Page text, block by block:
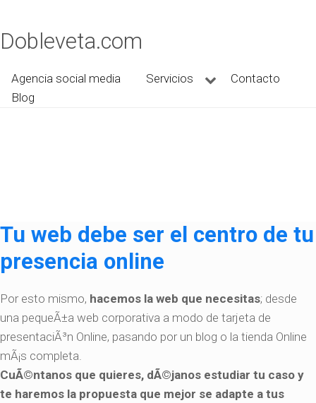
Dobleveta.com
Agencia social media Servicios
Contacto
Blog
Tu web debe ser el centro de tu
presencia online
Por esto mismo, hacemos la web que necesitas; desde
una pequeÃ±a web corporativa a modo de tarjeta de
presentaciÃ³n Online, pasando por un blog o la tienda Online
mÃ¡s completa.
CuÃ©ntanos que quieres, dÃ©janos estudiar tu caso y
te haremos la propuesta que mejor se adapte a tus